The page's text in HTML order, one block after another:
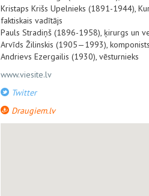
Kristaps Krišs Upelnieks (1891-1944),
faktiskais vadītājs
Pauls Stradiņš (1896-1958), ķirurgs un
Arvīds Žilinskis (1905—1993),
Andrievs Ezergailis (1930), vēsturnieks
www.viesite.lv
Twitter
Draugiem.lv